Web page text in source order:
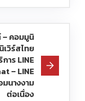
– คอมมูนิ
เวิร์สไทย
าร LINE
– LINE
นางงาม
ต่อเนื่อง